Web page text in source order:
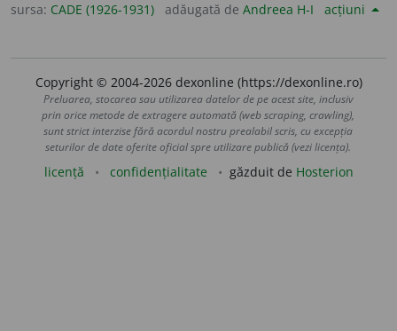
sursa: CADE (1926-1931) adăugată de Andreea H-I acțiuni
Copyright © 2004-2026 dexonline (https://dexonline.ro)
Preluarea, stocarea sau utilizarea datelor de pe acest site, inclusiv
prin orice metode de extragere automată (web scraping, crawling),
sunt strict interzise fără acordul nostru prealabil scris, cu excepția
seturilor de date oferite oficial spre utilizare publică (vezi licența).
licență confidențialitate găzduit de Hosterion